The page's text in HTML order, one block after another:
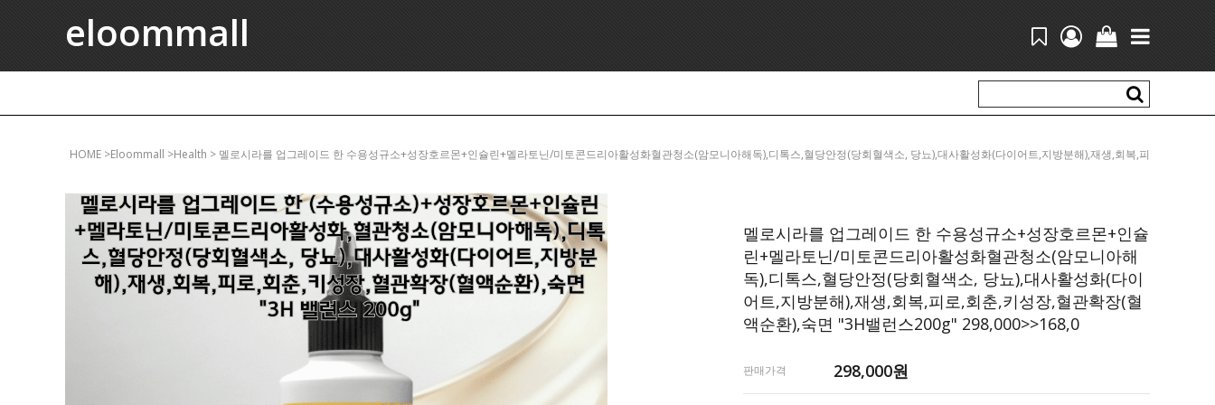
eloommall
HOME >eloommall >health > 멜로시라를 업그레이드 한 수용성규소+성장호르몬+인슐린+멜라토닌/미토콘드리아활성화혈관청소(암모니아해독),디톡스,혈당안정(당회혈색소, 당뇨),대사활성화(다이어트,지방분해),재생,회복,피
멜로시라를 업그레이드 한 수용성규소+성장호르몬+인슐
린+멜라토닌/미토콘드리아활성화혈관청소(암모니아해
독),디톡스,혈당안정(당회혈색소, 당뇨),대사활성화(다이
어트,지방분해),재생,회복,피로,회춘,키성장,혈관확장(혈
액순환),숙면 "3H밸런스200g" 298,000>>168,0
판매가격 298,000원